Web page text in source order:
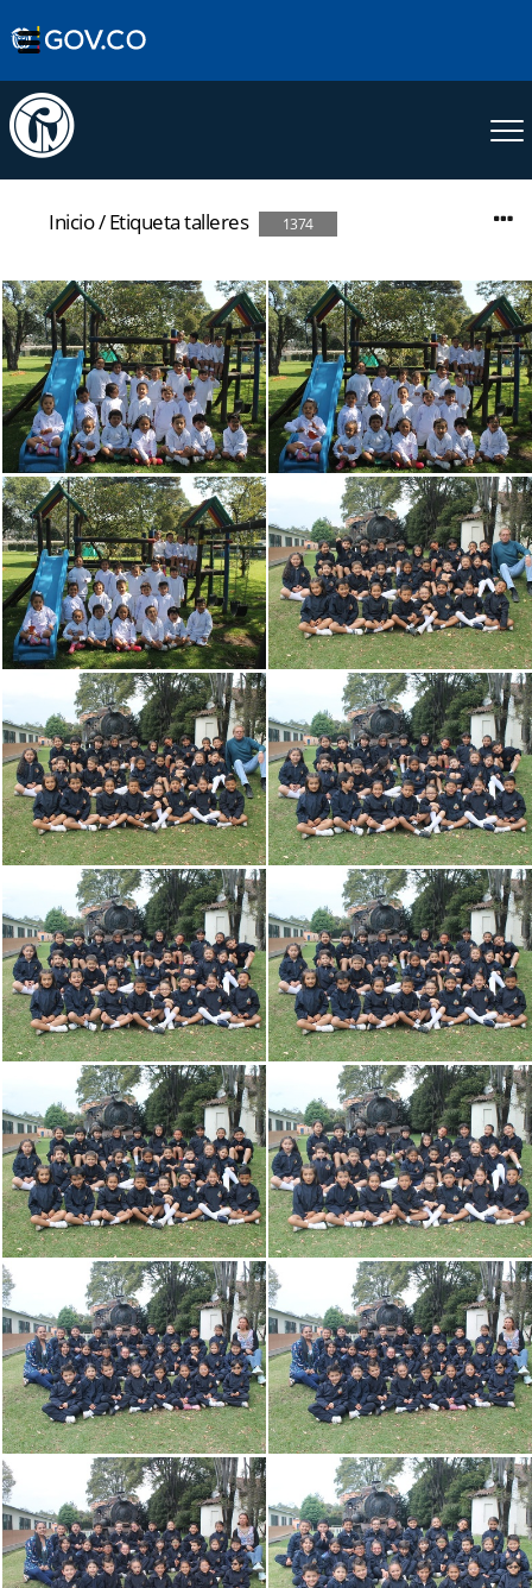
Inicio/Etiquetatalleres 1374